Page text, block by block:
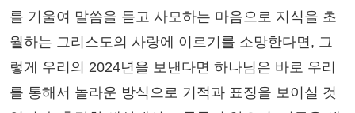
를 기울여 말씀을 듣고 사모하는 마음으로 지식을 초
월하는 그리스도의 사랑에 이르기를 소망한다면, 그
렇게 우리의 2024년을 보낸다면 하나님은 바로 우리
를 통해서 놀라운 방식으로 기적과 표징을 보이실 것